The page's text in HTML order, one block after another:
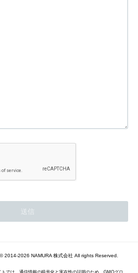
2014-2026 NAMURA 株式会社 All rights Reserved.
トでは、通信情報の暗号化と実在性の証明のため、GMOグロ